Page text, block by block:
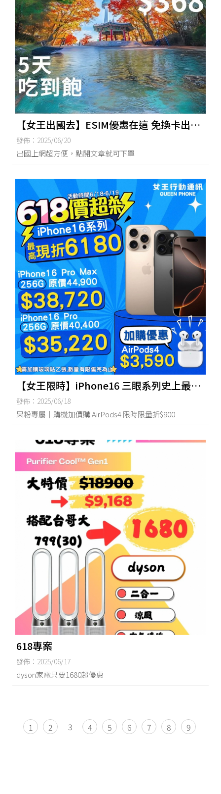
【女王出國去】ESIM優惠在這 免換卡出國
方便
發佈：2025/06/20
出國上網超方便，點開文章就可下單
【女王限時】iPhone16 三眼系列史上最低
價！618限量開搶
發佈：2025/06/18
果粉專屬｜購機加價購 AirPods4 限時限量折$900
618專案
發佈：2025/06/17
dyson家電只要1680超優惠
1 2 3 4 5 6 7 8 9